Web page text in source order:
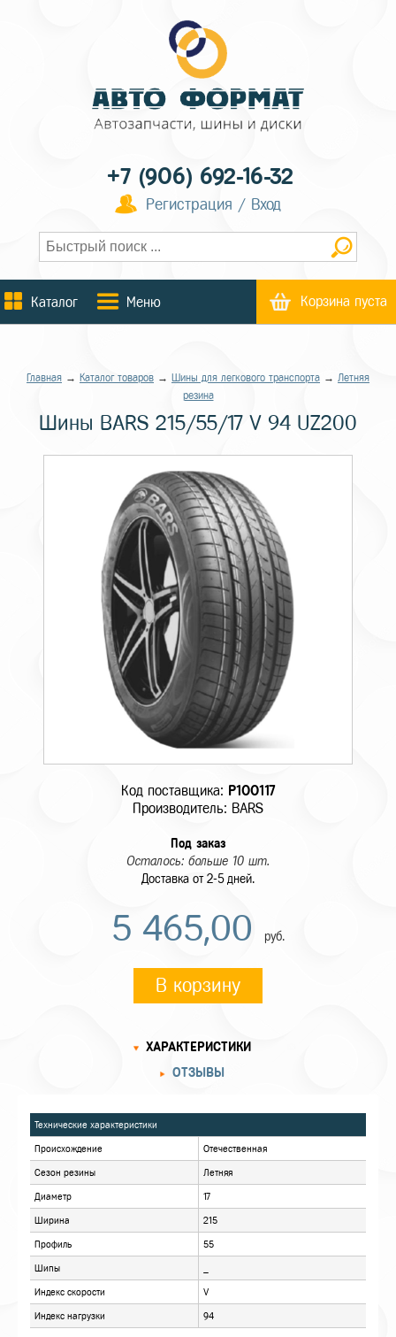
+7 (906) 692-16-32
Регистрация / Вход
Каталог Меню Корзина пуста
Главная → Каталог товаров → Шины для легкового транспорта → Летняя
резина
Шины BARS 215/55/17 V 94 UZ200
Код поставщика: P100117
Производитель: BARS
Под заказ
Осталось: больше 10 шт.
Доставка от 2-5 дней.
5 465,00 руб.
В корзину
ХАРАКТЕРИСТИКИ
ОТЗЫВЫ